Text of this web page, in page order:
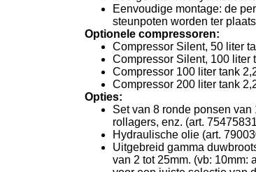
Eenvoudige montage: de
steunpoten worden ter
Optionele compressoren:
Compressor Silent, 50 liter
Compressor Silent, 100 liter
Compressor 100 liter tank
Compressor 200 liter tank
Opties:
Set van 8 ronde ponsen
rollagers, enz. (art.
Hydraulische olie (art.
Uitgebreid gamma
van 2 tot 25mm. (vb: 10mm: